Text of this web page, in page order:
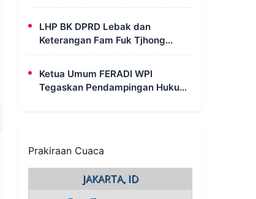
Menghentikan Penyidikan
Pak Uun
LHP BK DPRD Lebak dan
Keterangan Fam Fuk Tjhong
Berbeda pada Sejumlah Poin,
Pembuktian Masih Berlangsung
di Polda Banten
Ketua Umum FERADI WPI
Tegaskan Pendampingan Hukum
Prakiraan Cuaca
JAKARTA, ID